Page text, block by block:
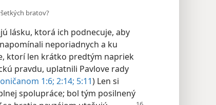
bratov?
lásku, ktorá ich podnecuje, aby
neporiadnych a ku
ktorí len krátko predtým napriek
pravdu, uplatnili Pavlove rady
1:6; 2:14; 5:11) Len si
spolupráce; bol tým posilnený